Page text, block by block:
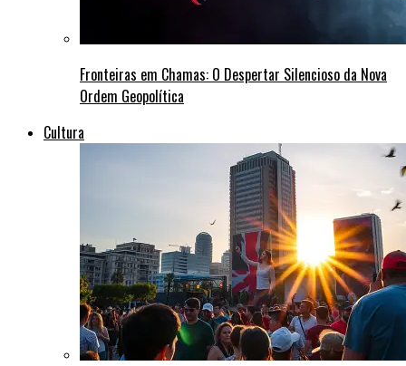
Fronteiras em Chamas: O Despertar Silencioso da Nova
Ordem Geopolítica
Cultura